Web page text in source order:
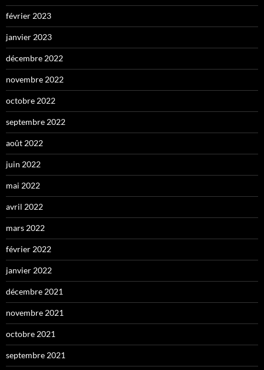
février 2023
janvier 2023
décembre 2022
novembre 2022
octobre 2022
septembre 2022
août 2022
juin 2022
mai 2022
avril 2022
mars 2022
février 2022
janvier 2022
décembre 2021
novembre 2021
octobre 2021
septembre 2021